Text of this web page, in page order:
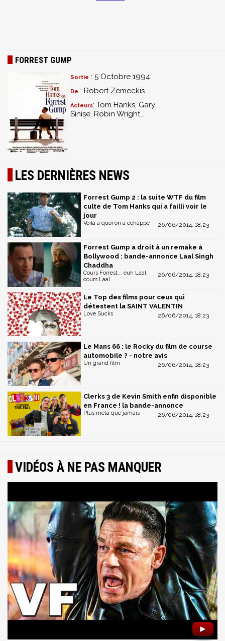
FORREST GUMP
Sortie : 5 Octobre 1994
De : Robert Zemeckis
Acteurs: Tom Hanks, Gary
Sinise, Robin Wright...
LES DERNIÈRES NEWS
Forrest Gump 2 : la suite WTF du film
culte de Tom Hanks qui a failli voir le
jour
26/06/2014, 18:23
Voilà à quoi on a échappé
Forrest Gump a droit à un remake à
Bollywood : bande-annonce Laal Singh
Chaddha
26/06/2014, 18:23
Cours Forrest... euh Laal
cours Laal
Le Top des films pour ceux qui
détestent la SAINT VALENTIN
26/06/2014, 18:23
Love Sucks
Le Mans 66 : le Rocky du film de course
automobile ? - notre avis
26/06/2014, 18:23
Un grand film
Clerks 3 de Kevin Smith enfin disponible
en France ! la bande-annonce
26/06/2014, 18:23
Plus meta que jamais
VIDÉOS À NE PAS MANQUER
►